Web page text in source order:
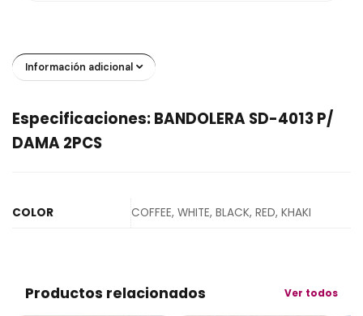
Información adicional
Especificaciones: BANDOLERA SD-4013 P/
DAMA 2PCS
COLOR COFFEE, WHITE, BLACK, RED, KHAKI
Productos relacionados Ver todos